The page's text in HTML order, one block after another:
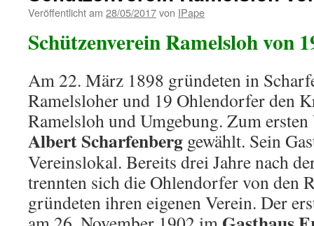
Veröffentlicht am 28/05/2017von IPape
Schützenverein Ramelsloh von
Am 22. März 1898 gründeten in
Ramelsloher und 19 Ohlendorfer den
Ramelsloh und Umgebung. Zum
Albert Scharfenberg gewählt. Sein
Vereinslokal. Bereits drei Jahre nach
trennten sich die Ohlendorfer von den
gründeten ihren eigenen Verein. Der